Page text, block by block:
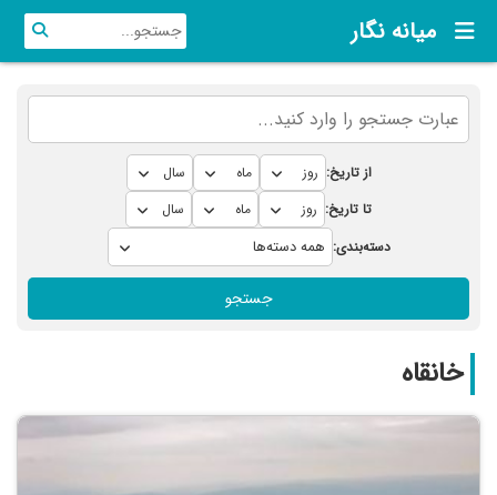
میانه نگار
از تاریخ:
تا تاریخ:
دسته‌بندی:
جستجو
خانقاه